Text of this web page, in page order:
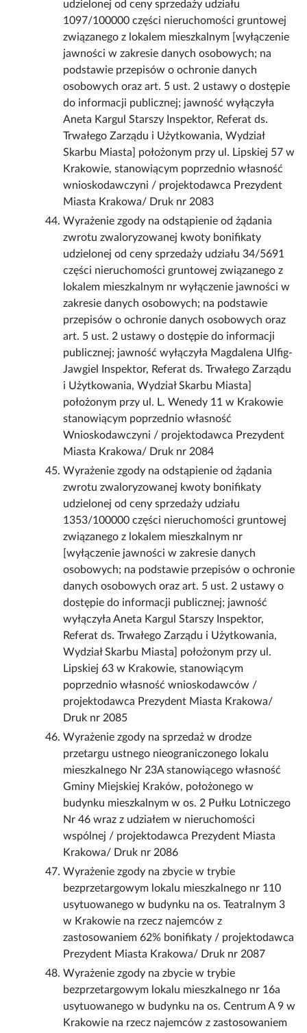
udzielonej od ceny sprzedaży udziału
1097/100000 części nieruchomości gruntowej
związanego z lokalem mieszkalnym [wyłączenie
jawności w zakresie danych osobowych; na
podstawie przepisów o ochronie danych
osobowych oraz art. 5 ust. 2 ustawy o dostępie
do informacji publicznej; jawność wyłączyła
Aneta Kargul Starszy Inspektor, Referat ds.
Trwałego Zarządu i Użytkowania, Wydział
Skarbu Miasta] położonym przy ul. Lipskiej 57 w
Krakowie, stanowiącym poprzednio własność
wnioskodawczyni / projektodawca Prezydent
Miasta Krakowa/ Druk nr 2083
Wyrażenie zgody na odstąpienie od żądania
zwrotu zwaloryzowanej kwoty bonifikaty
udzielonej od ceny sprzedaży udziału 34/5691
części nieruchomości gruntowej związanego z
lokalem mieszkalnym nr wyłączenie jawności w
zakresie danych osobowych; na podstawie
przepisów o ochronie danych osobowych oraz
art. 5 ust. 2 ustawy o dostępie do informacji
publicznej; jawność wyłączyła Magdalena Ulfig-
Jawgiel Inspektor, Referat ds. Trwałego Zarządu
i Użytkowania, Wydział Skarbu Miasta]
położonym przy ul. L. Wenedy 11 w Krakowie
stanowiącym poprzednio własność
Wnioskodawczyni / projektodawca Prezydent
Miasta Krakowa/ Druk nr 2084
Wyrażenie zgody na odstąpienie od żądania
zwrotu zwaloryzowanej kwoty bonifikaty
udzielonej od ceny sprzedaży udziału
1353/100000 części nieruchomości gruntowej
związanego z lokalem mieszkalnym nr
[wyłączenie jawności w zakresie danych
osobowych; na podstawie przepisów o ochronie
danych osobowych oraz art. 5 ust. 2 ustawy o
dostępie do informacji publicznej; jawność
wyłączyła Aneta Kargul Starszy Inspektor,
Referat ds. Trwałego Zarządu i Użytkowania,
Wydział Skarbu Miasta] położonym przy ul.
Lipskiej 63 w Krakowie, stanowiącym
poprzednio własność wnioskodawców /
projektodawca Prezydent Miasta Krakowa/
Druk nr 2085
Wyrażenie zgody na sprzedaż w drodze
przetargu ustnego nieograniczonego lokalu
mieszkalnego Nr 23A stanowiącego własność
Gminy Miejskiej Kraków, położonego w
budynku mieszkalnym w os. 2 Pułku Lotniczego
Nr 46 wraz z udziałem w nieruchomości
wspólnej / projektodawca Prezydent Miasta
Krakowa/ Druk nr 2086
Wyrażenie zgody na zbycie w trybie
bezprzetargowym lokalu mieszkalnego nr 110
usytuowanego w budynku na os. Teatralnym 3
w Krakowie na rzecz najemców z
zastosowaniem 62% bonifikaty / projektodawca
Prezydent Miasta Krakowa/ Druk nr 2087
Wyrażenie zgody na zbycie w trybie
bezprzetargowym lokalu mieszkalnego nr 16a
usytuowanego w budynku na os. Centrum A 9 w
Krakowie na rzecz najemców z zastosowaniem